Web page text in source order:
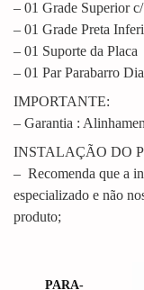
– 01 Grade Superior
– 01 Grade Preta
– 01 Suporte da Placa
– 01 Par Parabarro
IMPORTANTE:
– Garantia :
INSTALAÇÃO DO
– Recomenda que a
especializado e não
produto;
PARA-